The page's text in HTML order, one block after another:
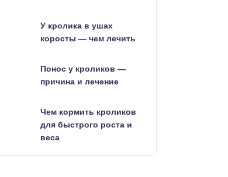
У кролика в ушах
коросты — чем лечить
Понос у кроликов —
причина и лечение
Чем кормить кроликов
для быстрого роста и
веса